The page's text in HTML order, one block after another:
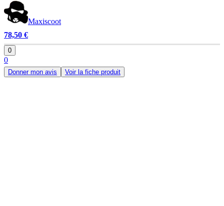
Maxiscoot
78,50 €
0
0
Donner mon avis Voir la fiche produit